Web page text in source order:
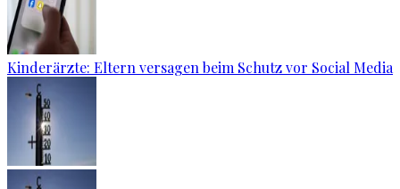
Kinderärzte: Eltern versagen beim Schutz vor Social Media